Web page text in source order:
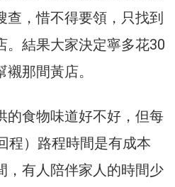
查，惜不得要領，只找到
。結果大家決定寧多花30
那間黃店。
的食物味道好不好，但每
程）路程時間是有成本
，有人陪伴家人的時間少